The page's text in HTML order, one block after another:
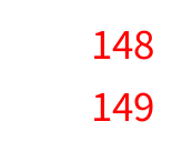
148
149